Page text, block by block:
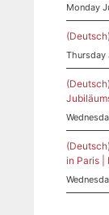
Monday
Thursday
in Paris |